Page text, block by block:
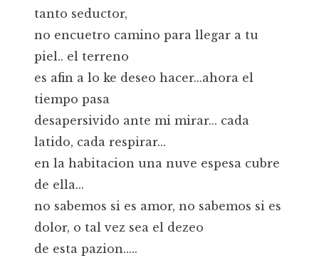
tanto seductor,
no encuetro camino para llegar a tu
piel.. el terreno
es afin a lo ke deseo hacer...ahora el
tiempo pasa
desapersivido ante mi mirar... cada
latido, cada respirar...
en la habitacion una nuve espesa cubre
de ella...
no sabemos si es amor, no sabemos si es
dolor, o tal vez sea el dezeo
de esta pazion.....